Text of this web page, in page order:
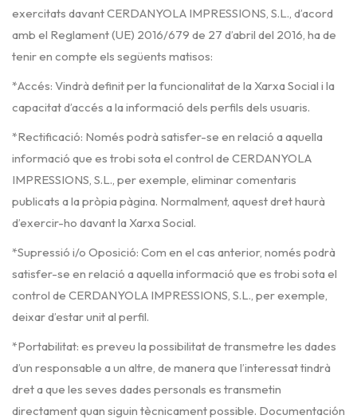
exercitats davant CERDANYOLA IMPRESSIONS, S.L., d’acord
amb el Reglament (UE) 2016/679 de 27 d’abril del 2016, ha de
tenir en compte els següents matisos:
*Accés: Vindrà definit per la funcionalitat de la Xarxa Social i la
capacitat d’accés a la informació dels perfils dels usuaris.
*Rectificació: Només podrà satisfer-se en relació a aquella
informació que es trobi sota el control de CERDANYOLA
IMPRESSIONS, S.L., per exemple, eliminar comentaris
publicats a la pròpia pàgina. Normalment, aquest dret haurà
d’exercir-ho davant la Xarxa Social.
*Supressió i/o Oposició: Com en el cas anterior, només podrà
satisfer-se en relació a aquella informació que es trobi sota el
control de CERDANYOLA IMPRESSIONS, S.L., per exemple,
deixar d’estar unit al perfil.
*Portabilitat: es preveu la possibilitat de transmetre les dades
d’un responsable a un altre, de manera que l’interessat tindrà
dret a que les seves dades personals es transmetin
directament quan siguin tècnicament possible. Documentación